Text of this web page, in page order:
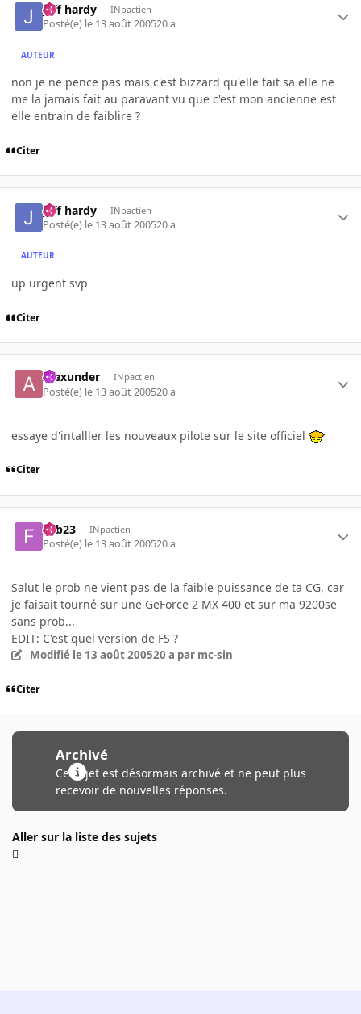
jeff hardy INpactien
Posté(e) le 13 août 200520 a
AUTEUR
non je ne pence pas mais c'est bizzard qu'elle fait sa elle ne
me la jamais fait au paravant vu que c'est mon ancienne est
elle entrain de faiblire ?
Citer
jeff hardy INpactien
Posté(e) le 13 août 200520 a
AUTEUR
up urgent svp
Citer
Alexunder INpactien
Posté(e) le 13 août 200520 a
essaye d'intalller les nouveaux pilote sur le site officiel
Citer
Fab23 INpactien
Posté(e) le 13 août 200520 a
Salut le prob ne vient pas de la faible puissance de ta CG, car
je faisait tourné sur une GeForce 2 MX 400 et sur ma 9200se
sans prob...
EDIT: C'est quel version de FS ?
Modifié le 13 août 200520 a par mc-sin
Citer
Archivé
Ce sujet est désormais archivé et ne peut plus
recevoir de nouvelles réponses.
Aller sur la liste des sujets